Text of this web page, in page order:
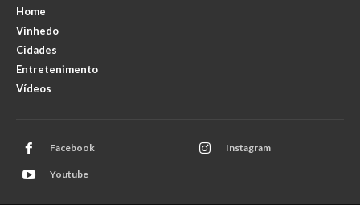
Home
Vinhedo
Cidades
Entretenimento
Vídeos
Facebook Instagram
Youtube